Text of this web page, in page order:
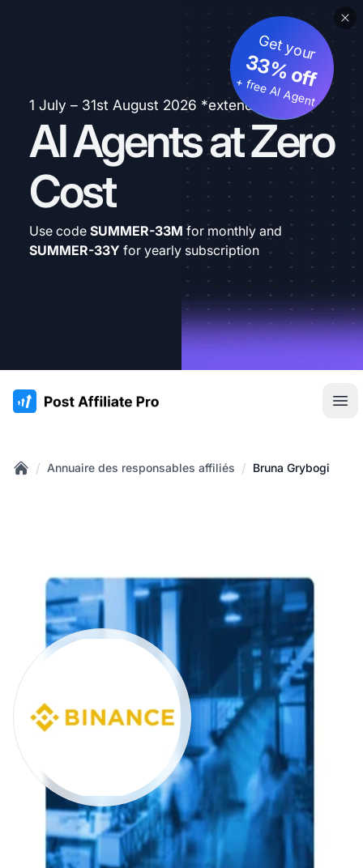
1 July – 31st August 2026 *extended
AI Agents at Zero
Cost
Get your
33% off
+ free AI Agent
Use code SUMMER-33M for monthly and
SUMMER-33Y for yearly subscription
:site.title
/ Annuaire des responsables affiliés / Bruna Grybogi